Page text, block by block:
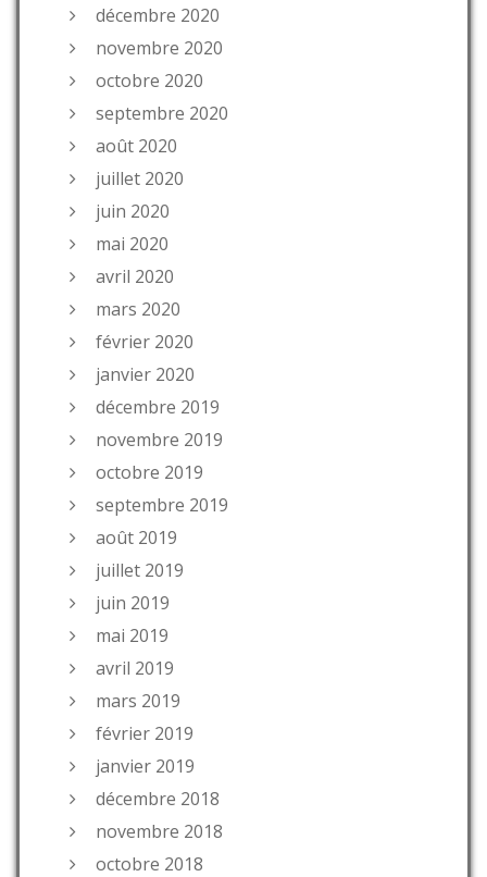
décembre 2020
novembre 2020
octobre 2020
septembre 2020
août 2020
juillet 2020
juin 2020
mai 2020
avril 2020
mars 2020
février 2020
janvier 2020
décembre 2019
novembre 2019
octobre 2019
septembre 2019
août 2019
juillet 2019
juin 2019
mai 2019
avril 2019
mars 2019
février 2019
janvier 2019
décembre 2018
novembre 2018
octobre 2018